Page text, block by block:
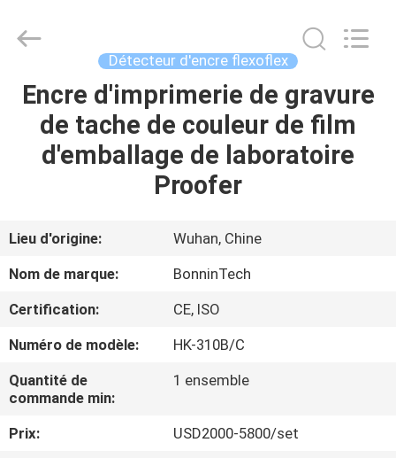
MAISON
PRODUITS
AU
DE
NOUS
VISITE
D'USINE
Fournisseur.
Copyright
Wuhan
Technology
Détecteur d'encre flexoflex
Encre d'imprimerie de gravure
de tache de couleur de film
d'emballage de laboratoire
Proofer
Lieu d'origine:
Wuhan, Chine
Nom de marque:
BonninTech
Certification:
CE, ISO
Numéro de modèle:
HK-310B/C
Quantité de
commande min:
1 ensemble
Prix:
USD2000-5800/set